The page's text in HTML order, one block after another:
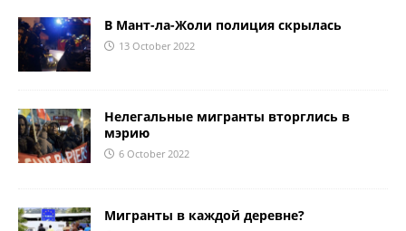
В Мант-ла-Жоли полиция скрылась
13 October 2022
Нелегальные мигранты вторглись в
мэрию
6 October 2022
Мигранты в каждой деревне?